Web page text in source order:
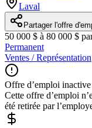
Laval
Partager l'offre
50 000 $ à 80 000 $
Permanent
Ventes / Représentation
Offre d’emploi inactive
Cette offre d’emploi
été retirée par